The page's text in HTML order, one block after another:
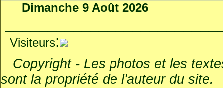
Dimanche 9 Août 2026
Visiteurs:
Copyright - Les photos et les
sont la propriété de l'auteur du site.